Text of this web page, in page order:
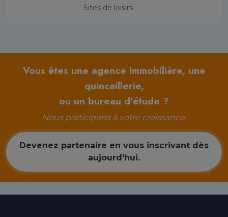
Sites de loisirs
Vous êtes une agence immobilière, une
quincaillerie,
ou un bureau d'étude ?
Nous participons à votre croissance.
Devenez partenaire en vous inscrivant dès
aujourd'hui.